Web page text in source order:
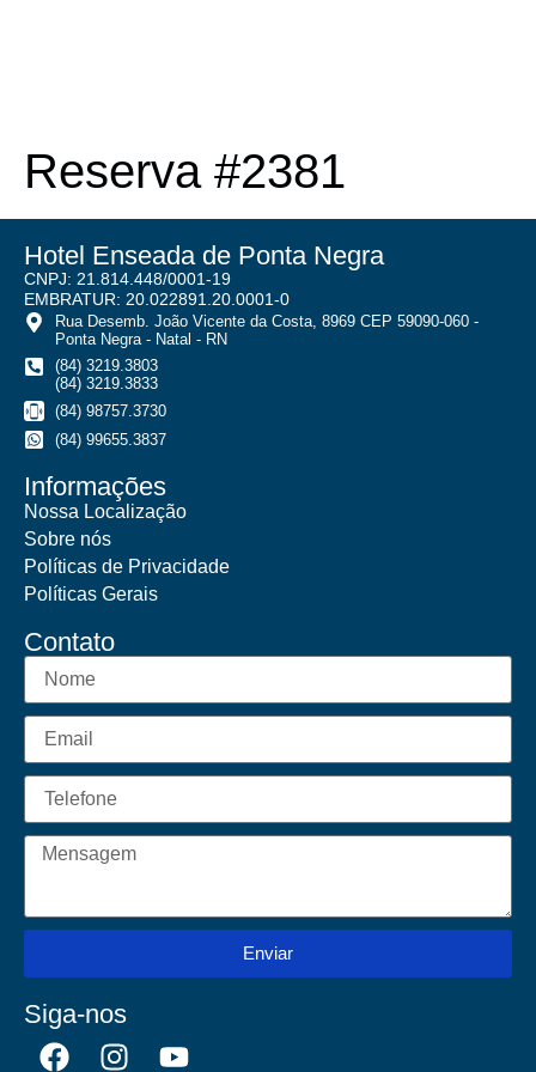
Reserva #2381
Hotel Enseada de Ponta Negra
CNPJ: 21.814.448/0001-19
EMBRATUR: 20.022891.20.0001-0
Rua Desemb. João Vicente da Costa, 8969 CEP 59090-060 -
Ponta Negra - Natal - RN
(84) 3219.3803
(84) 3219.3833
(84) 98757.3730
(84) 99655.3837
Informações
Nossa Localização
Sobre nós
Políticas de Privacidade
Políticas Gerais
Contato
Enviar
Siga-nos